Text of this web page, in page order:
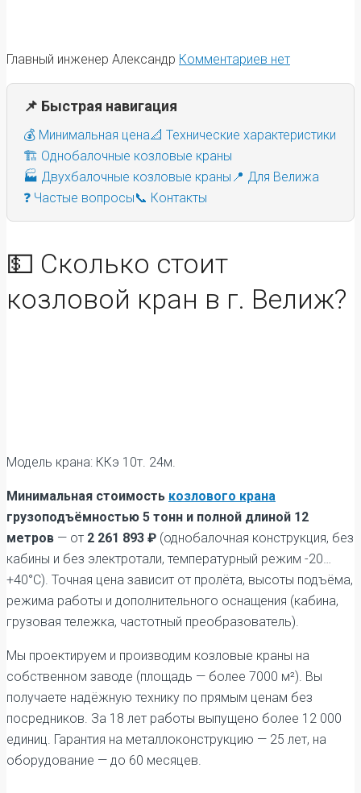
Главный инженер Александр Комментариев нет
📌 Быстрая навигация
💰 Минимальная цена📐 Технические характеристики
🏗️ Однобалочные козловые краны
🏭 Двухбалочные козловые краны 📍 Для Велижа
❓ Частые вопросы📞 Контакты
💵 Сколько стоит
козловой кран в г. Велиж?
Модель крана: ККэ 10т. 24м.
Минимальная стоимость козлового крана
грузоподъёмностью 5 тонн и полной длиной 12
метров — от 2 261 893 ₽ (однобалочная конструкция, без
кабины и без электротали, температурный режим -20…
+40°С). Точная цена зависит от пролёта, высоты подъёма,
режима работы и дополнительного оснащения (кабина,
грузовая тележка, частотный преобразователь).
Мы проектируем и производим козловые краны на
собственном заводе (площадь — более 7000 м²). Вы
получаете надёжную технику по прямым ценам без
посредников. За 18 лет работы выпущено более 12 000
единиц. Гарантия на металлоконструкцию — 25 лет, на
оборудование — до 60 месяцев.